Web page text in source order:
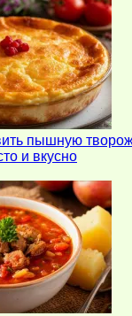
пышную
и вкусно